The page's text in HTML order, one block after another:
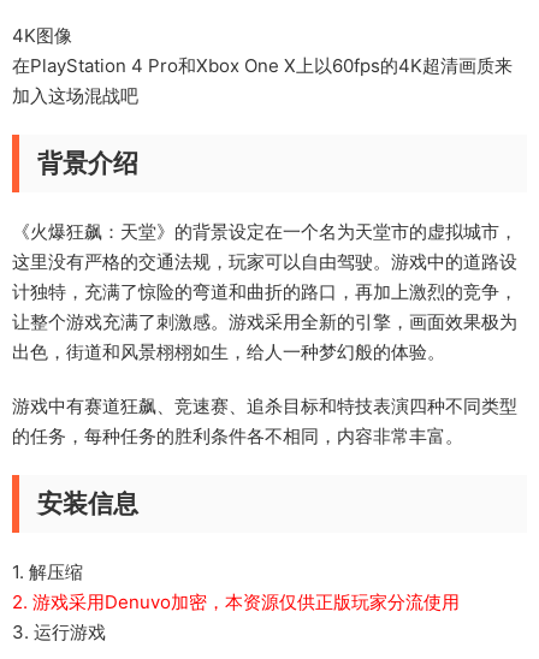
4K图像
在PlayStation 4 Pro和Xbox One X上以60fps的4K超清画质来
加入这场混战吧
背景介绍
《火爆狂飙：天堂》的背景设定在一个名为天堂市的虚拟城市，
这里没有严格的交通法规，玩家可以自由驾驶。游戏中的道路设
计独特，充满了惊险的弯道和曲折的路口，再加上激烈的竞争，
让整个游戏充满了刺激感。游戏采用全新的引擎，画面效果极为
出色，街道和风景栩栩如生，给人一种梦幻般的体验。
游戏中有赛道狂飙、竞速赛、追杀目标和特技表演四种不同类型
的任务，每种任务的胜利条件各不相同，内容非常丰富。
安装信息
1. 解压缩
2. 游戏采用Denuvo加密，本资源仅供正版玩家分流使用
3. 运行游戏